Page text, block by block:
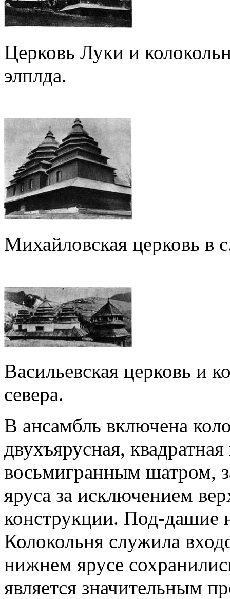
Церковь Луки и
элплда.
Михайловская церковь в
Васильевская церковь и
севера.
В ансамбль включена
двухъярусная,
восьмигранным шатром,
яруса за исключением
конструкции. Под-дашие
Колокольня служила
нижнем ярусе
является значительным